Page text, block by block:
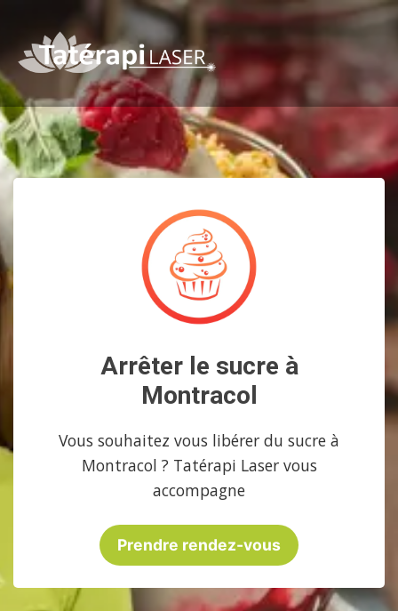
Arrêter le sucre à
Montracol
Vous souhaitez vous libérer du sucre à
Montracol ? Tatérapi Laser vous
accompagne
Prendre rendez-vous